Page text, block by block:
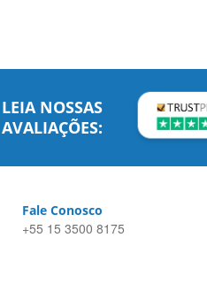
LEIA NOSSAS
AVALIAÇÕES:
Fale Conosco
+55 15 3500 8175